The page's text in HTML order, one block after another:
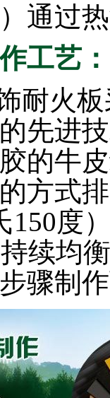
通过
工艺：
耐火
先进
的牛
方式
150度
续均
骤制